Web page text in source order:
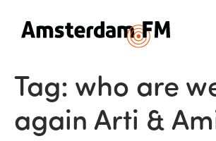
Tag: who are
again Arti &